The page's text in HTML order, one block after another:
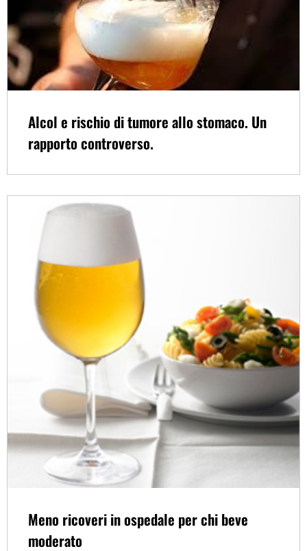
Alcol e rischio di tumore allo stomaco. Un
rapporto controverso.
Meno ricoveri in ospedale per chi beve
moderato